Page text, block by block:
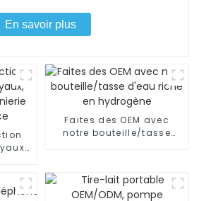
En savoir plus
Faites des OEM avec
notre bouteille/tasse